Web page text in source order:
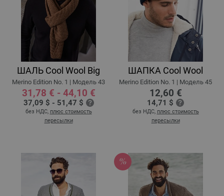
ШАЛЬ Cool Wool Big
Merino Edition No. 1 | Модель 43
31,78 € - 44,10 €
37,09 $ - 51,47 $
без НДС, плюс стоимость
пересылки
ШАПКА Cool Wool
Merino Edition No. 1 | Модель 45
12,60 €
14,71 $
без НДС, плюс стоимость
пересылки